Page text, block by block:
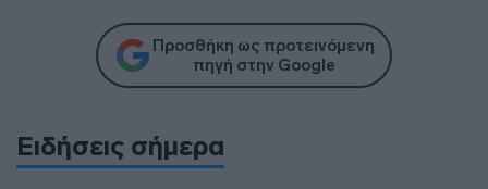
Προσθήκη ως προτεινόμενη
πηγή στην Google
Ειδήσεις σήμερα